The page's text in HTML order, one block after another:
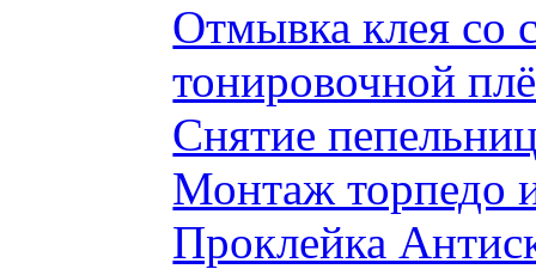
Отмывка клея со
тонировочной
Снятие
Монтаж торпедо
Проклейка